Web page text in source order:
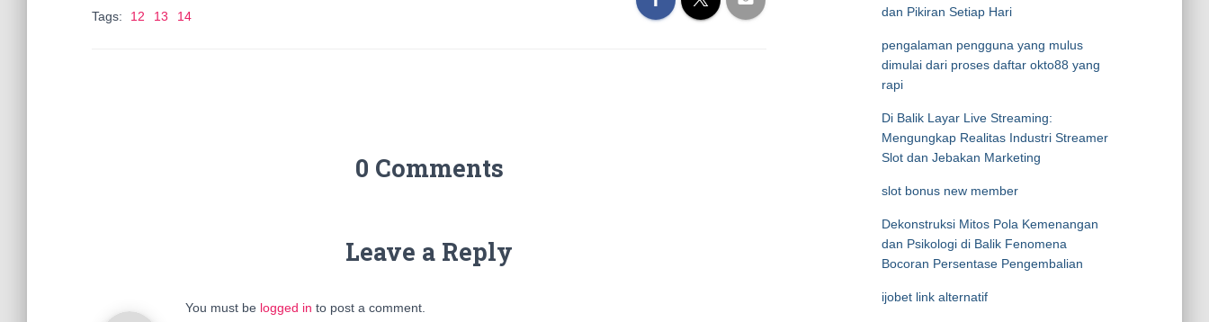
Tags: 12 13 14
0 Comments
Leave a Reply
You must be logged in to post a comment.
dan Pikiran Setiap Hari
pengalaman pengguna yang mulus
dimulai dari proses daftar okto88 yang
rapi
Di Balik Layar Live Streaming:
Mengungkap Realitas Industri Streamer
Slot dan Jebakan Marketing
slot bonus new member
Dekonstruksi Mitos Pola Kemenangan
dan Psikologi di Balik Fenomena
Bocoran Persentase Pengembalian
ijobet link alternatif